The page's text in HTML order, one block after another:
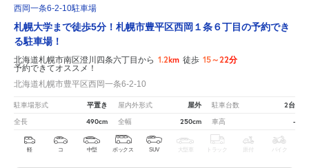
西岡一条6-2-10駐車場
札幌大学まで徒歩5分！札幌市豊平区西岡１条６丁目の予約でき
る駐車場！
北海道札幌市南区澄川四条六丁目から 1.2km 徒歩 15～22分
予約できてオススメ！
北海道札幌市豊平区西岡一条6-2-10
駐車場形式 平置き 屋内外形式 屋外 駐車台数 2台
全長 490cm 全幅 250cm 車高 -
軽 コ 中型 ボックス SUV 大型車 トラック 原付 バイク